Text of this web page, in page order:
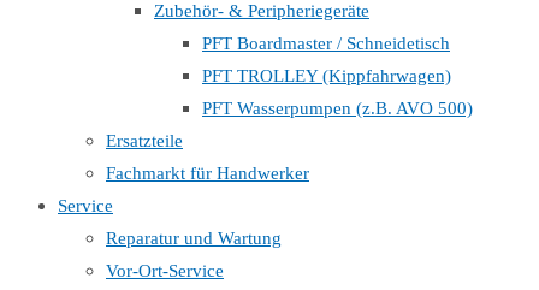
Zubehör- & Peripheriegeräte
PFT Boardmaster / Schneidetisch
PFT TROLLEY (Kippfahrwagen)
PFT Wasserpumpen (z.B. AVO 500)
Ersatzteile
Fachmarkt für Handwerker
Service
Reparatur und Wartung
Vor-Ort-Service